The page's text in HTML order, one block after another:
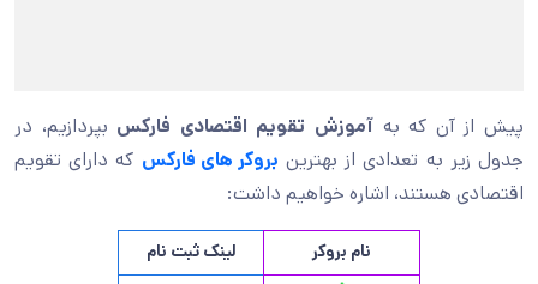
پیش از آن که به آموزش تقویم اقتصادی فارکس بپردازیم، در
جدول زیر به تعدادی از بهترین بروکر های فارکس که دارای تقویم
اقتصادی هستند، اشاره خواهیم داشت:
نام بروکر لینک ثبت نام